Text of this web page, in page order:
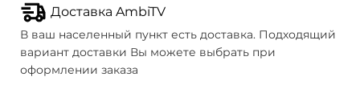
Доставка AmbiTV
В ваш населенный пункт есть доставка. Подходящий
вариант доставки Вы можете выбрать при
оформлении заказа